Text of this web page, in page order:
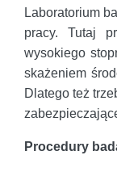
Laboratorium
pracy. Tutaj
wysokiego
skażeniem
Dlatego też
Procedury